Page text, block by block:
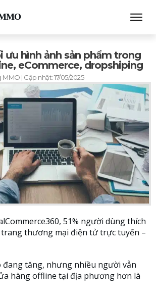
ưu hình ảnh sản phẩm trong
eCommerce, dropshiping
MMO | Cập nhật:17/05/2025
51% người dùng thích
trang thương mại điện tử trực tuyến –
đang tăng, nhưng nhiều người vẫn
hàng offline tại địa phương hơn là